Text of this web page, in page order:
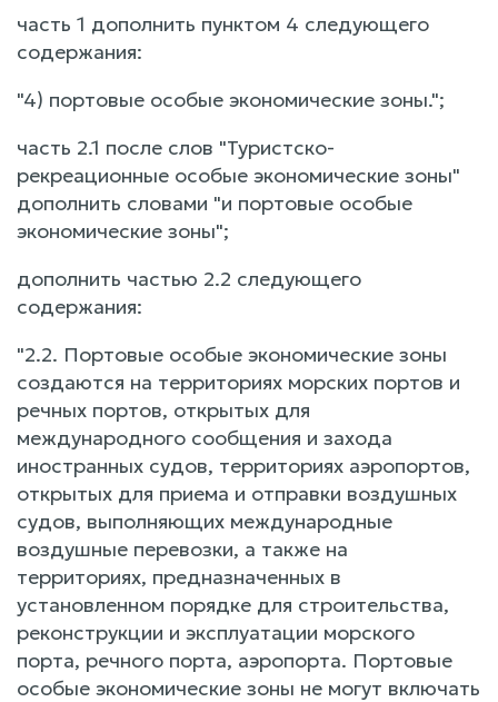
часть 1 дополнить пунктом 4 следующего
содержания:
"4) портовые особые экономические зоны.";
часть 2.1 после слов "Туристско-
рекреационные особые экономические зоны"
дополнить словами "и портовые особые
экономические зоны";
дополнить частью 2.2 следующего
содержания:
"2.2. Портовые особые экономические зоны
создаются на территориях морских портов и
речных портов, открытых для
международного сообщения и захода
иностранных судов, территориях аэропортов,
открытых для приема и отправки воздушных
судов, выполняющих международные
воздушные перевозки, а также на
территориях, предназначенных в
установленном порядке для строительства,
реконструкции и эксплуатации морского
порта, речного порта, аэропорта. Портовые
особые экономические зоны не могут включать